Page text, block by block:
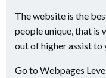
The website is the
people unique, that is
out of higher assist to
Go to Webpages